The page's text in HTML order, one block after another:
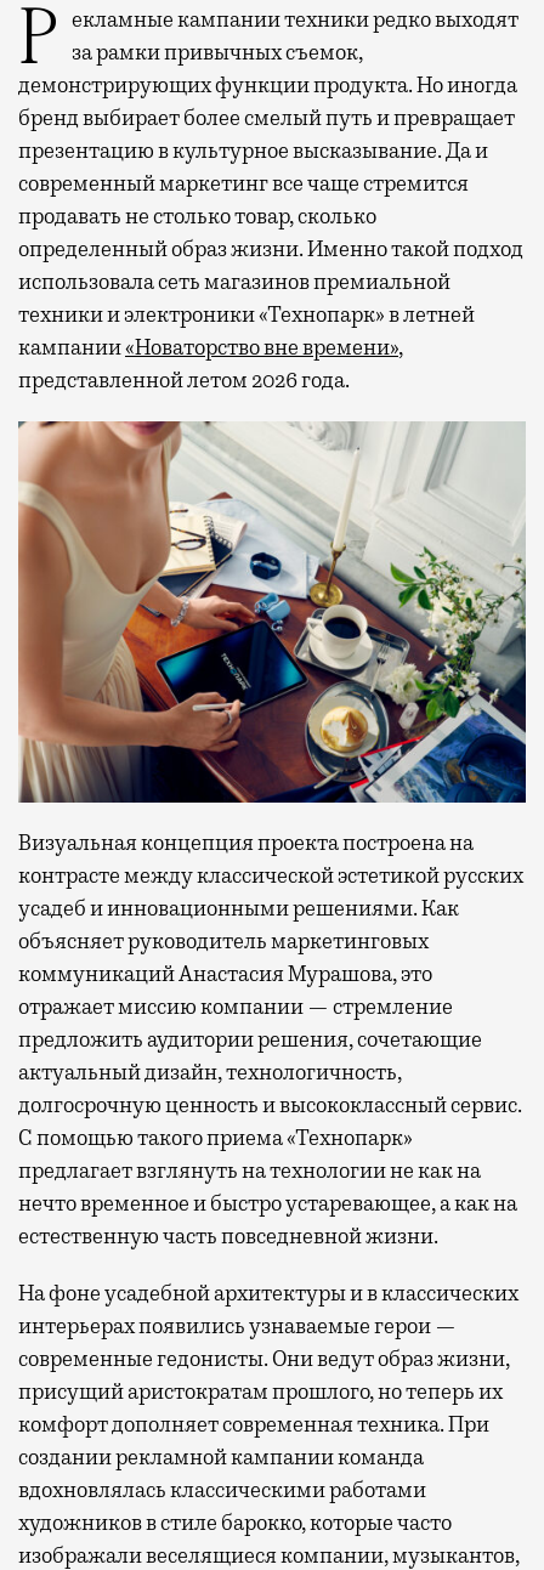
Рекламные кампании техники редко выходят
за рамки привычных съемок,
демонстрирующих функции продукта. Но иногда
бренд выбирает более смелый путь и превращает
презентацию в культурное высказывание. Да и
современный маркетинг все чаще стремится
продавать не столько товар, сколько
определенный образ жизни. Именно такой подход
использовала сеть магазинов премиальной
техники и электроники «Технопарк» в летней
кампании«Новаторство вне времени»,
представленной летом 2026 года.
Визуальная концепция проекта построена на
контрасте между классической эстетикой русских
усадеб и инновационными решениями. Как
объясняет руководитель маркетинговых
коммуникаций Анастасия Мурашова, это
отражает миссию компании — стремление
предложить аудитории решения, сочетающие
актуальный дизайн, технологичность,
долгосрочную ценность и высококлассный сервис.
С помощью такого приема «Технопарк»
предлагает взглянуть на технологии не как на
нечто временное и быстро устаревающее, а как на
естественную часть повседневной жизни.
На фоне усадебной архитектуры и в классических
интерьерах появились узнаваемые герои —
современные гедонисты. Они ведут образ жизни,
присущий аристократам прошлого, но теперь их
комфорт дополняет современная техника. При
создании рекламной кампании команда
вдохновлялась классическими работами
художников в стиле барокко, которые часто
изображали веселящиеся компании, музыкантов,